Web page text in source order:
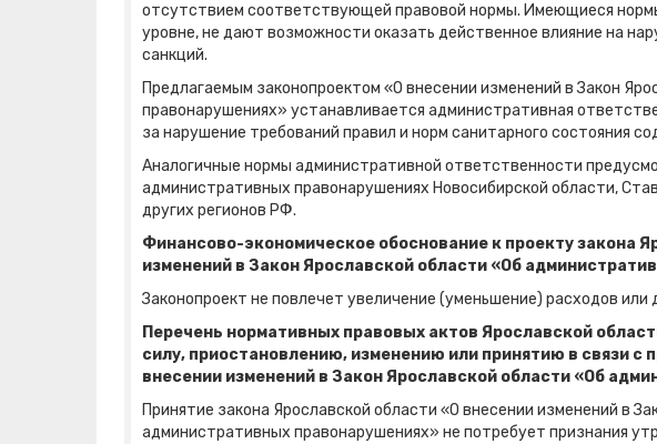
отсутствием соответствующей правовой нормы. Имеющиеся
уровне, не дают возможности оказать действенное влияние на
санкций.
Предлагаемым законопроектом «О внесении изменений в Закон
правонарушениях» устанавливается административная
за нарушение требований правил и норм санитарного состояния
Аналогичные нормы административной ответственности
административных правонарушениях Новосибирской области,
других регионов РФ.
Финансово-экономическое обоснование к проекту закона
изменений в Закон Ярославской области «Об
Законопроект не повлечет увеличение (уменьшение) расходов
Перечень нормативных правовых актов Ярославской
силу, приостановлению, изменению или принятию в связи с
внесении изменений в Закон Ярославской области «Об
Принятие закона Ярославской области «О внесении изменений в
административных правонарушениях» не потребует признания